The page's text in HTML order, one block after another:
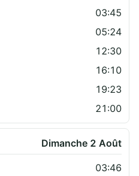
03:45
05:24
12:30
16:10
19:23
21:00
Dimanche 2 Août
03:46